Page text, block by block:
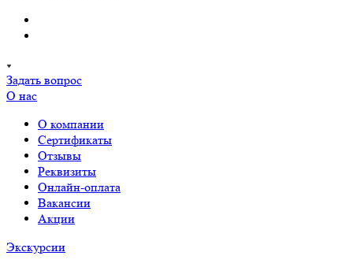
Задать вопрос
О нас
О компании
Сертификаты
Отзывы
Реквизиты
Онлайн-оплата
Вакансии
Акции
Экскурсии